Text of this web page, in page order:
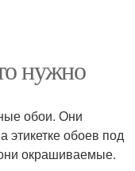
нужно
обои. Они
обоев под
окрашиваемые.